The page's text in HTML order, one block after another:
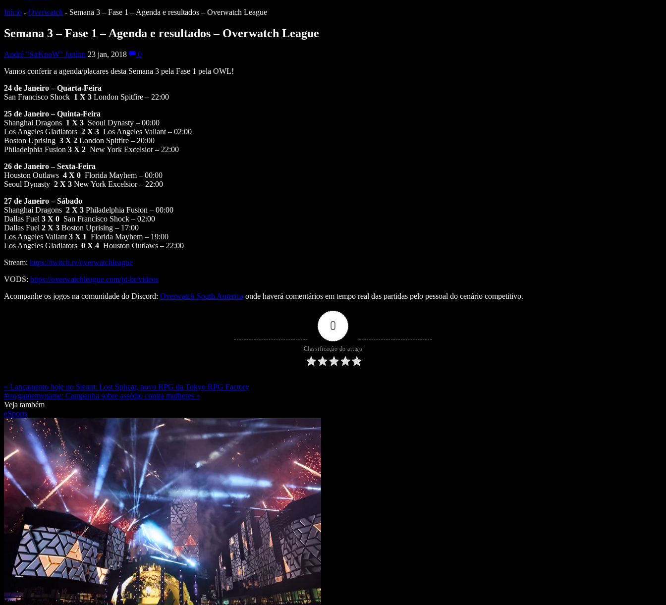
Início - Overwatch - Semana 3 – Fase 1 – Agenda e resultados – Overwatch League
Semana 3 – Fase 1 – Agenda e resultados – Overwatch League
André "SirKnoW" Jardim 23 jan, 2018
0
Vamos conferir a agenda/placares desta Semana 3 pela Fase 1 pela OWL!
24 de Janeiro – Quarta-Feira
San Francisco Shock 1 X 3 London Spitfire – 22:00
25 de Janeiro – Quinta-Feira
Shanghai Dragons 1 X 3 Seoul Dynasty – 00:00
Los Angeles Gladiators 2 X 3 Los Angeles Valiant – 02:00
Boston Uprising 3 X 2 London Spitfire – 20:00
Philadelphia Fusion 3 X 2 New York Excelsior – 22:00
26 de Janeiro – Sexta-Feira
Houston Outlaws 4 X 0 Florida Mayhem – 00:00
Seoul Dynasty 2 X 3 New York Excelsior – 22:00
27 de Janeiro – Sábado
Shanghai Dragons 2 X 3 Philadelphia Fusion – 00:00
Dallas Fuel 3 X 0 San Francisco Shock – 02:00
Dallas Fuel 2 X 3 Boston Uprising – 17:00
Los Angeles Valiant 3 X 1 Florida Mayhem – 19:00
Los Angeles Gladiators 0 X 4 Houston Outlaws – 22:00
Stream: https://twitch.tv/overwatchleague
VODS: https://overwatchleague.com/pt-br/videos
Acompanhe os jogos na comunidade do Discord: Overwatch South America onde haverá comentários em tempo real das partidas pelo pessoal do cenário competitivo.
0
Classificação do artigo
« Lançamento hoje no Steam: Lost Sphear, novo RPG da Tokyo RPG Factory
#mygamemyname: Campanha sobre assédio contra mulheres »
Veja também
eSports